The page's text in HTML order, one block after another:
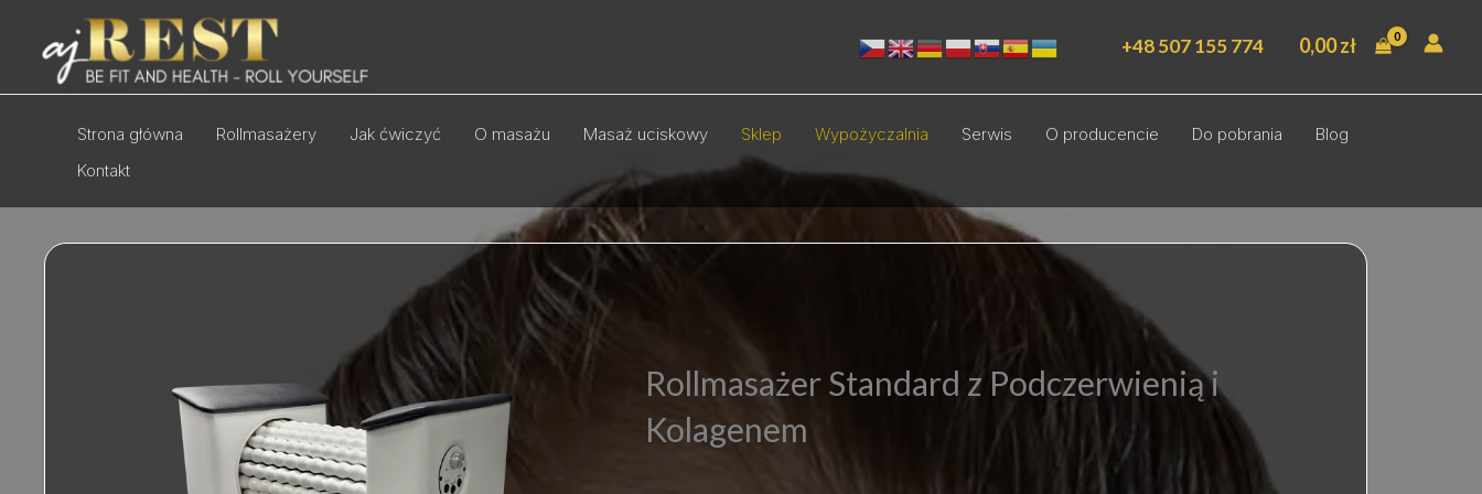
treści
+48 507 155 774 0,00zł
Strona główna Rollmasażery Jak ćwiczyć O masażu Masaż uciskowy Sklep Wypożyczalnia Serwis O producencie Do pobrania
Blog
Kontakt
Rollmasażer Standard z Podczerwienią i
Kolagenem